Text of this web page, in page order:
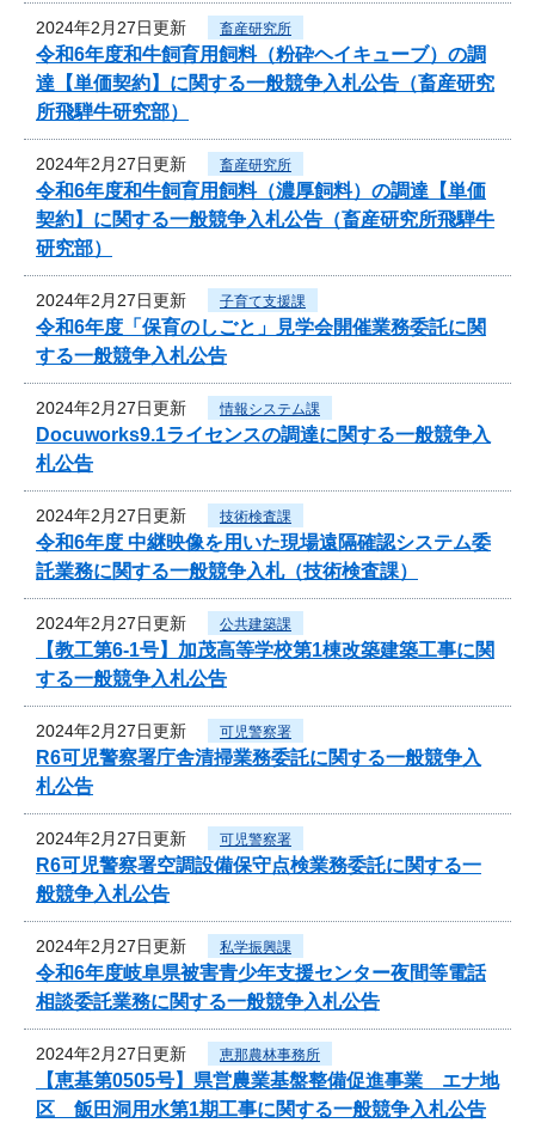
2024年2月27日更新 畜産研究所
令和6年度和牛飼育用飼料（粉砕ヘイキューブ）の調
達【単価契約】に関する一般競争入札公告（畜産研究
所飛騨牛研究部）
2024年2月27日更新 畜産研究所
令和6年度和牛飼育用飼料（濃厚飼料）の調達【単価
契約】に関する一般競争入札公告（畜産研究所飛騨牛
研究部）
2024年2月27日更新 子育て支援課
令和6年度「保育のしごと」見学会開催業務委託に関
する一般競争入札公告
2024年2月27日更新 情報システム課
Docuworks9.1ライセンスの調達に関する一般競争入
札公告
2024年2月27日更新 技術検査課
令和6年度 中継映像を用いた現場遠隔確認システム委
託業務に関する一般競争入札（技術検査課）
2024年2月27日更新 公共建築課
【教工第6-1号】加茂高等学校第1棟改築建築工事に関
する一般競争入札公告
2024年2月27日更新 可児警察署
R6可児警察署庁舎清掃業務委託に関する一般競争入
札公告
2024年2月27日更新 可児警察署
R6可児警察署空調設備保守点検業務委託に関する一
般競争入札公告
2024年2月27日更新 私学振興課
令和6年度岐阜県被害青少年支援センター夜間等電話
相談委託業務に関する一般競争入札公告
2024年2月27日更新 恵那農林事務所
【恵基第0505号】県営農業基盤整備促進事業 エナ地
区 飯田洞用水第1期工事に関する一般競争入札公告